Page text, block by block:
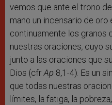
vemos que ante el trono
mano un incensario de oro
continuamente los granos
nuestras oraciones, cuyo
junto a las oraciones que
Dios (cfrAp 8,1-4). Es un
que todas nuestras
límites, la fatiga, la